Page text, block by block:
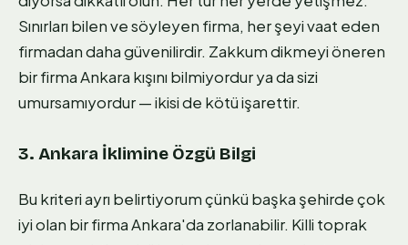
Sınırları bilen ve söyleyen firma, her şeyi vaat eden
firmadan daha güvenilirdir. Zakkum dikmeyi öneren
bir firma Ankara kışını bilmiyordur ya da sizi
umursamıyordur — ikisi de kötü işarettir.
3. Ankara İklimine Özgü Bilgi
Bu kriteri ayrı belirtiyorum çünkü başka şehirde çok
iyi olan bir firma Ankara'da zorlanabilir. Killi toprak